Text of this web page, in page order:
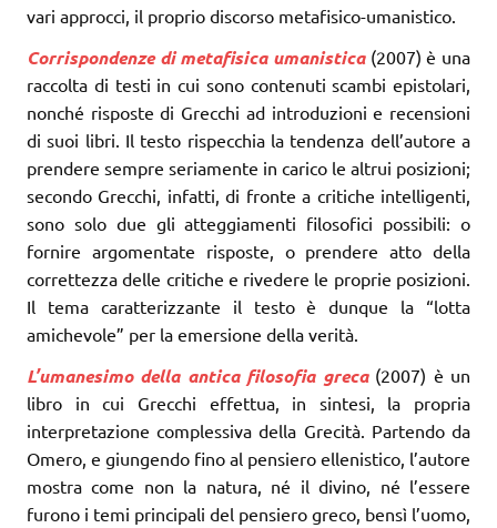
vari approcci, il proprio discorso metafisico-umanistico.
Corrispondenze di metafisica umanistica (2007) è una
raccolta di testi in cui sono contenuti scambi epistolari,
nonché risposte di Grecchi ad introduzioni e recensioni
di suoi libri. Il testo rispecchia la tendenza dell’autore a
prendere sempre seriamente in carico le altrui posizioni;
secondo Grecchi, infatti, di fronte a critiche intelligenti,
sono solo due gli atteggiamenti filosofici possibili: o
fornire argomentate risposte, o prendere atto della
correttezza delle critiche e rivedere le proprie posizioni.
Il tema caratterizzante il testo è dunque la “lotta
amichevole” per la emersione della verità.
L’umanesimo della antica filosofia greca (2007) è un
libro in cui Grecchi effettua, in sintesi, la propria
interpretazione complessiva della Grecità. Partendo da
Omero, e giungendo fino al pensiero ellenistico, l’autore
mostra come non la natura, né il divino, né l’essere
furono i temi principali del pensiero greco, bensì l’uomo,